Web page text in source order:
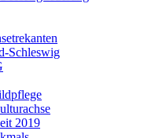
Schleswig
2019